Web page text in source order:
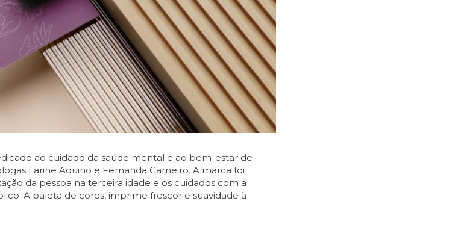
ao cuidado da saúde mental e ao bem-estar de
Larine Aquino e Fernanda Carneiro. A marca foi
da pessoa na terceira idade e os cuidados com a
A paleta de cores, imprime frescor e suavidade à